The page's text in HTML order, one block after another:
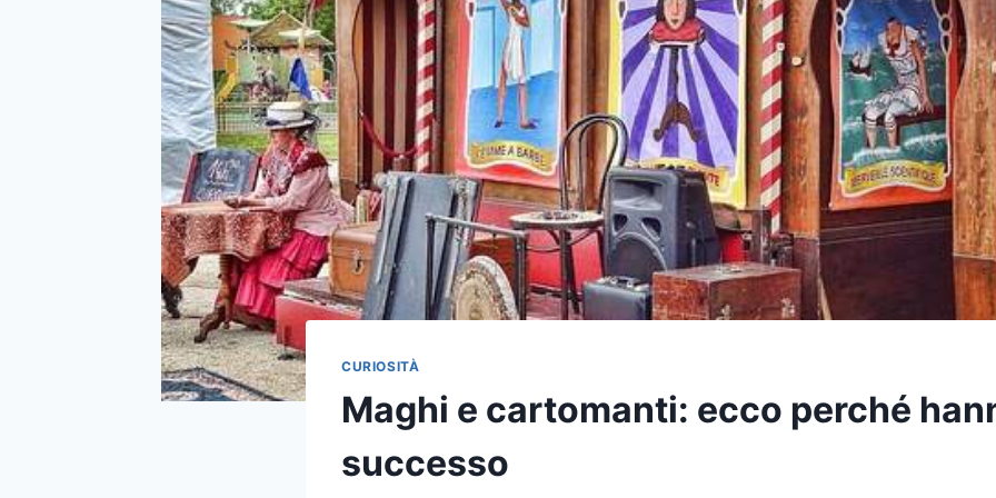
CURIOSITÀ
Maghi e cartomanti: ecco perché
successo